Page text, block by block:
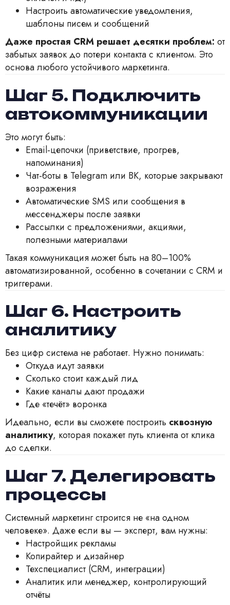
Настроить автоматические уведомления,
шаблоны писем и сообщений
Даже простая CRM решает десятки проблем: от
забытых заявок до потери контакта с клиентом. Это
основа любого устойчивого маркетинга.
Шаг 5. Подключить
автокоммуникации
Это могут быть:
Email-цепочки (приветствие, прогрев,
напоминания)
Чат-боты в Telegram или ВК, которые закрывают
возражения
Автоматические SMS или сообщения в
мессенджеры после заявки
Рассылки с предложениями, акциями,
полезными материалами
Такая коммуникация может быть на 80–100%
автоматизированной, особенно в сочетании с CRM и
триггерами.
Шаг 6. Настроить
аналитику
Без цифр система не работает. Нужно понимать:
Откуда идут заявки
Сколько стоит каждый лид
Какие каналы дают продажи
Где «течёт» воронка
Идеально, если вы сможете построить сквозную
аналитику, которая покажет путь клиента от клика
до сделки.
Шаг 7. Делегировать
процессы
Системный маркетинг строится не «на одном
человеке». Даже если вы — эксперт, вам нужны:
Настройщик рекламы
Копирайтер и дизайнер
Техспециалист (CRM, интеграции)
Аналитик или менеджер, контролирующий
отчёты